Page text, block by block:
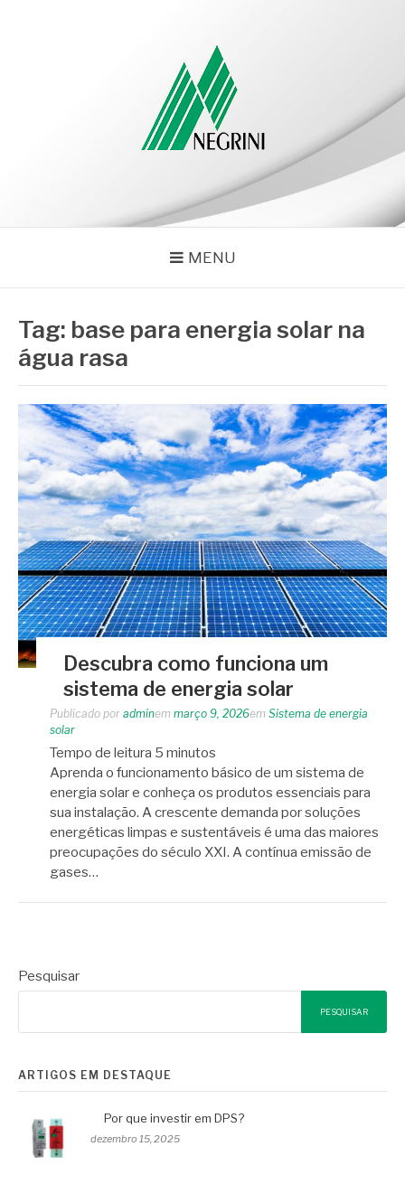
MENU
Tag: base para energia solar na
água rasa
Descubra como funciona um
sistema de energia solar
Publicado por adminem março 9, 2026em Sistema de energia
solar
Tempo de leitura 5 minutos
Aprenda o funcionamento básico de um sistema de
energia solar e conheça os produtos essenciais para
sua instalação. A crescente demanda por soluções
energéticas limpas e sustentáveis é uma das maiores
preocupações do século XXI. A contínua emissão de
gases…
Pesquisar
PESQUISAR
ARTIGOS EM DESTAQUE
Por que investir em DPS?
dezembro 15, 2025